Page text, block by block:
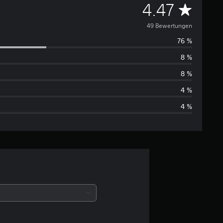
4.47 D
u
c
h
s
c
49 Bewertungen
76 %
8 %
8 %
4 %
4 %